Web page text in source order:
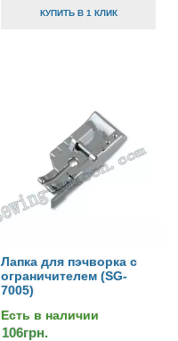
КУПИТЬ В 1 КЛИК
Лапка для пэчворка с
ограничителем (SG-
7005)
Есть в наличии
106грн.